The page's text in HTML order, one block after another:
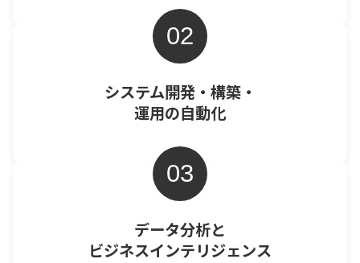
02
システム開発・構築・
運用の自動化
03
データ分析と
ビジネスインテリジェンス